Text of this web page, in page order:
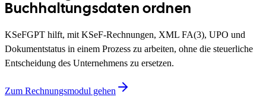
Buchhaltungsdaten ordnen
KSeFGPT hilft, mit KSeF-Rechnungen, XML FA(3), UPO und
Dokumentstatus in einem Prozess zu arbeiten, ohne die steuerliche
Entscheidung des Unternehmens zu ersetzen.
Zum Rechnungsmodul gehen